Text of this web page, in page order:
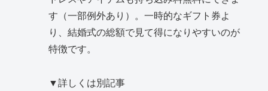
す（一部例外あり）。一時的なギフト券よ
り、結婚式の総額で見て得になりやすいのが
特徴です。
▼詳しくは別記事